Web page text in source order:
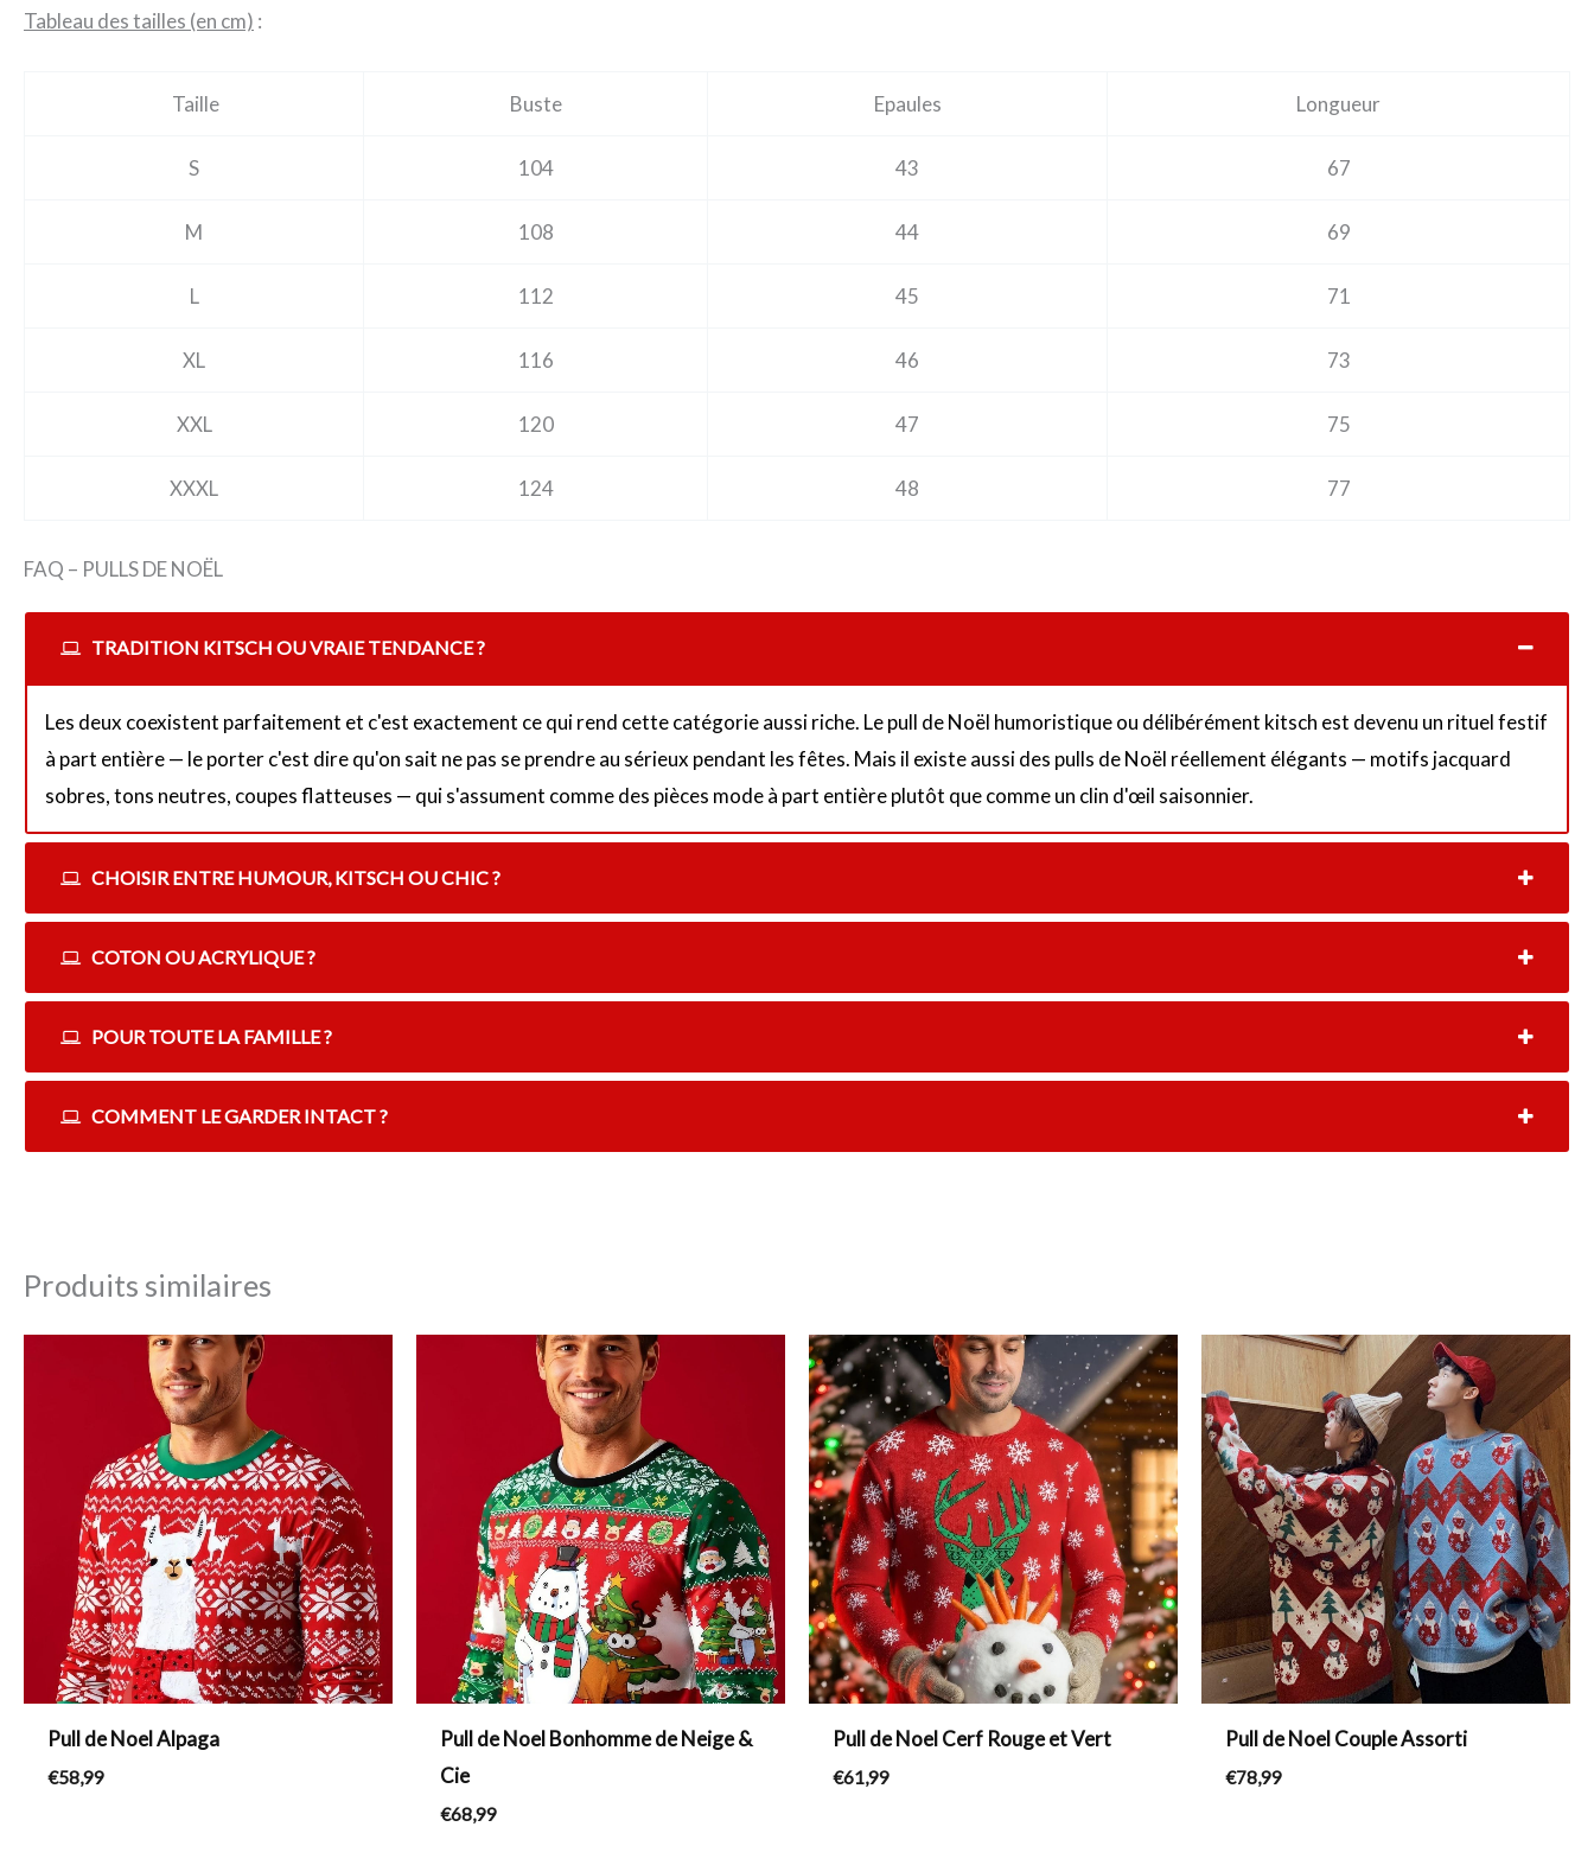
Tableau des tailles (en cm) :
Taille Buste Epaules Longueur
S 104 43 67
M 108 44 69
L 112 45 71
XL 116 46 73
XXL 120 47 75
XXXL 124 48 77
FAQ – PULLS DE NOËL
TRADITION KITSCH OU VRAIE TENDANCE ?
Les deux coexistent parfaitement et c'est exactement ce qui rend cette catégorie aussi riche. Le pull de Noël humoristique ou délibérément kitsch est devenu un rituel festif
à part entière — le porter c'est dire qu'on sait ne pas se prendre au sérieux pendant les fêtes. Mais il existe aussi des pulls de Noël réellement élégants — motifs jacquard
sobres, tons neutres, coupes flatteuses — qui s'assument comme des pièces mode à part entière plutôt que comme un clin d'œil saisonnier.
CHOISIR ENTRE HUMOUR, KITSCH OU CHIC ?
COTON OU ACRYLIQUE ?
POUR TOUTE LA FAMILLE ?
COMMENT LE GARDER INTACT ?
Produits similaires
Pull de Noel Alpaga
€58,99
Pull de Noel Bonhomme de Neige &
Cie
€68,99
Pull de Noel Cerf Rouge et Vert
€61,99
Pull de Noel Couple Assorti
€78,99